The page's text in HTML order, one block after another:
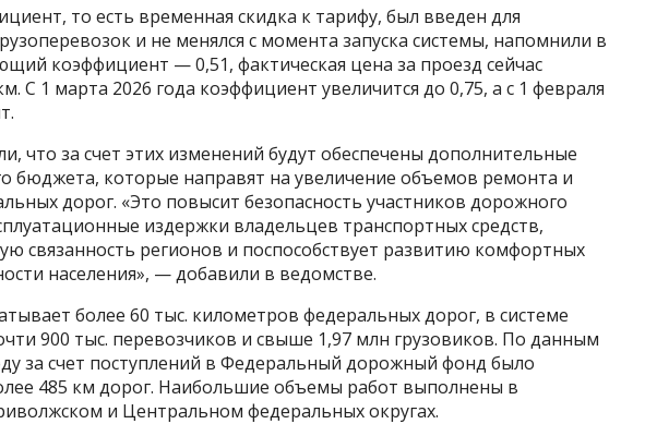
то есть временная скидка к тарифу, был введен для
и не менялся с момента запуска системы, напомнили в
коэффициент — 0,51, фактическая цена за проезд сейчас
С 1 марта 2026 года коэффициент увеличится до 0,75, а с 1 февраля
что за счет этих изменений будут обеспечены дополнительные
бюджета, которые направят на увеличение объемов ремонта и
дорог. «Это повысит безопасность участников дорожного
издержки владельцев транспортных средств,
связанность регионов и поспособствует развитию комфортных
населения», — добавили в ведомстве.
более 60 тыс. километров федеральных дорог, в системе
900 тыс. перевозчиков и свыше 1,97 млн грузовиков. По данным
за счет поступлений в Федеральный дорожный фонд было
485 км дорог. Наибольшие объемы работ выполнены в
и Центральном федеральных округах.